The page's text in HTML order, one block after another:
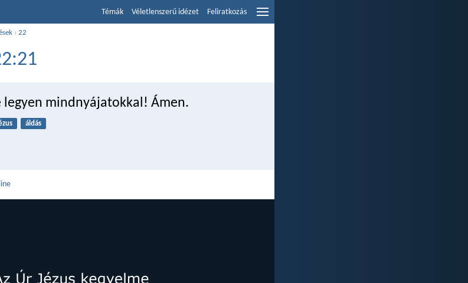
Témák Véletlenszerű idézet Feliratkozás
›22
legyen mindnyájatokkal! Ámen.
áldás